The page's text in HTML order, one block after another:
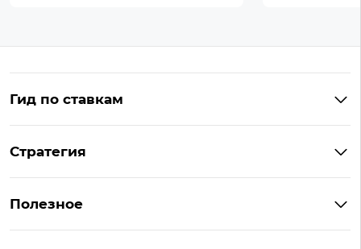
Гид по ставкам
Что значит «чет» и «нечет»
Стратегия
Полезное